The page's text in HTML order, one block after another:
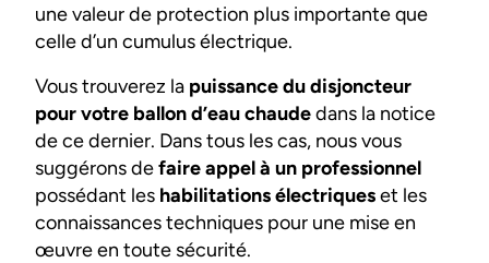
une valeur de protection plus importante que
celle d’un cumulus électrique.
Vous trouverez la puissance du disjoncteur
pour votre ballon d’eau chaudedans la notice
de ce dernier. Dans tous les cas, nous vous
suggérons defaire appel à un professionnel
possédant les habilitations électriqueset les
connaissances techniques pour une mise en
œuvre en toute sécurité.